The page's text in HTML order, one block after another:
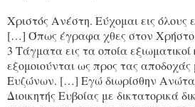
Χριστός Ανέστη. Εύχομαι εις όλους
[…] Όπως έγραφα χθες στον Χρήστο,
3 Τάγματα εις τα οποία εξιωματικοί
εξομοιούνται ως προς τας
Ευζώνων. […] Εγώ διωρίσθην
Διοικητής Ευβοίας με δικτατορικά